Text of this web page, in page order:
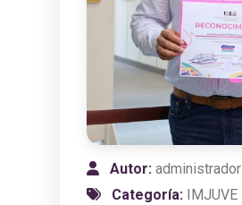
Autor:administrador
Categoría:
IMJUVE